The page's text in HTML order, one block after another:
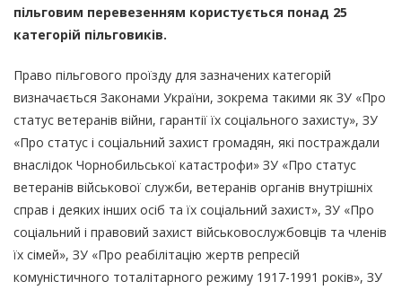
пільговим перевезенням користується понад 25
категорій пільговиків.
Право пільгового проїзду для зазначених категорій
визначається Законами України, зокрема такими як ЗУ «Про
статус ветеранів війни, гарантії їх соціального захисту», ЗУ
«Про статус і соціальний захист громадян, які постраждали
внаслідок Чорнобильської катастрофи» ЗУ «Про статус
ветеранів військової служби, ветеранів органів внутрішніх
справ і деяких інших осіб та їх соціальний захист», ЗУ «Про
соціальний і правовий захист військовослужбовців та членів
їх сімей», ЗУ «Про реабілітацію жертв репресій
комуністичного тоталітарного режиму 1917-1991 років», ЗУ